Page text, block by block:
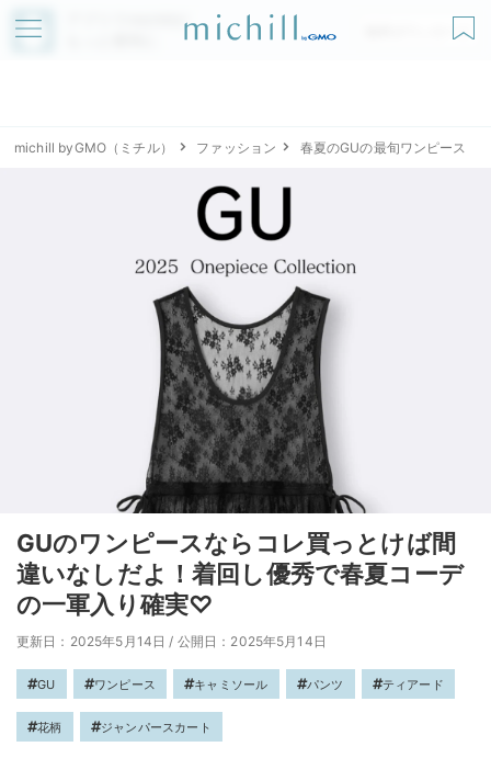
アプリでmichillが
無料ダウンロード
michill byGMO（ミチル） ファッション 春夏のGUの最旬ワンピース
GUのワンピースならコレ買っとけば間
違いなしだよ！着回し優秀で春夏コーデ
の一軍入り確実♡
更新日：2025年5月14日 / 公開日：2025年5月14日
GU ワンピース キャミソール パンツ ティアード
花柄 ジャンパースカート